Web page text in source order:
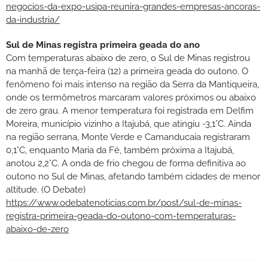
negocios-da-expo-usipa-reunira-grandes-empresas-ancoras-
da-industria/
Sul de Minas registra primeira geada do ano
Com temperaturas abaixo de zero, o Sul de Minas registrou
na manhã de terça-feira (12) a primeira geada do outono. O
fenômeno foi mais intenso na região da Serra da Mantiqueira,
onde os termômetros marcaram valores próximos ou abaixo
de zero grau. A menor temperatura foi registrada em Delfim
Moreira, município vizinho a Itajubá, que atingiu -3,1°C. Ainda
na região serrana, Monte Verde e Camanducaia registraram
0,1°C, enquanto Maria da Fé, também próxima a Itajubá,
anotou 2,2°C. A onda de frio chegou de forma definitiva ao
outono no Sul de Minas, afetando também cidades de menor
altitude. (O Debate)
https://www.odebatenoticias.com.br/post/sul-de-minas-
registra-primeira-geada-do-outono-com-temperaturas-
abaixo-de-zero